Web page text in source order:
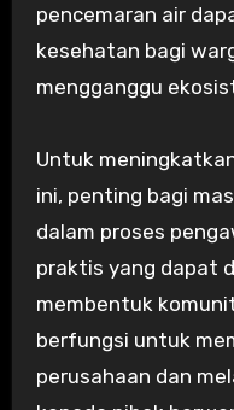
pencemaran air
kesehatan bagi
mengganggu
Untuk
ini, penting bagi
dalam proses
praktis yang dapat
membentuk
berfungsi untuk
perusahaan dan